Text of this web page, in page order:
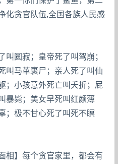
化贪官队伍,全国各族人民感
圆寂；皇帝死了叫驾崩；
叫马革裹尸；亲人死了叫仙
；小孩意外死亡叫夭折；屁
暴毙；美女早死叫红颜薄
；极不甘心死了叫死不瞑
相】每个贪官家里，都会有